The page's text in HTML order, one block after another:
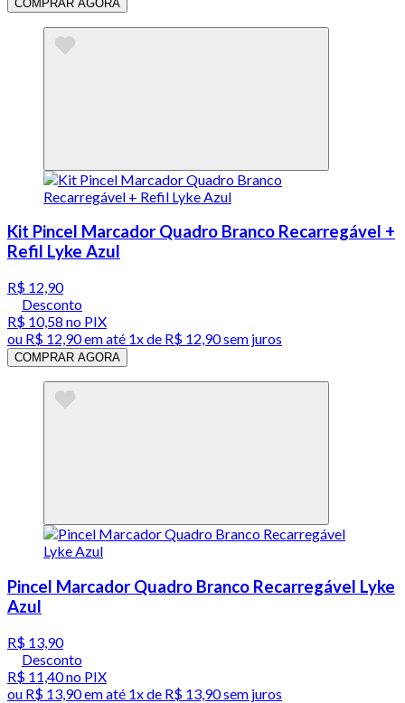
COMPRAR AGORA
Kit Pincel Marcador Quadro Branco Recarregável +
Refil Lyke Azul
R$ 12,90
Desconto
R$ 10,58 no PIX
ou R$ 12,90em até 1x de R$ 12,90sem juros
COMPRAR AGORA
Pincel Marcador Quadro Branco Recarregável Lyke
Azul
R$ 13,90
Desconto
R$ 11,40no PIX
ou R$ 13,90em até 1x de R$ 13,90sem juros